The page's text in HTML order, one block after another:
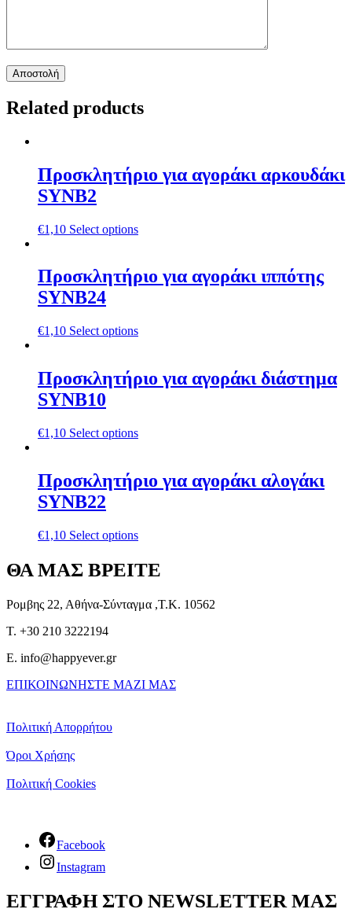
Related products
Προσκλητήριο για αγοράκι αρκουδάκι
SYNΒ2
€1,10 Select options
Προσκλητήριο για αγοράκι ιππότης
SYNΒ24
€1,10 Select options
Προσκλητήριο για αγοράκι διάστημα
SYNΒ10
€1,10 Select options
Προσκλητήριο για αγοράκι αλογάκι
SYNΒ22
€1,10 Select options
ΘΑ ΜΑΣ ΒΡΕΙΤΕ
Ρομβης 22, Αθήνα-Σύνταγμα ,Τ.Κ. 10562
T. +30 210 3222194
E. info@happyever.gr
ΕΠΙΚΟΙΝΩΝΗΣΤΕ ΜΑΖΙ ΜΑΣ
Πολιτική Απορρήτου
Όροι Χρήσης
Πολιτική Cookies
Facebook
Instagram
ΕΓΓΡΑΦΗ ΣΤΟ NEWSLETTER ΜΑΣ